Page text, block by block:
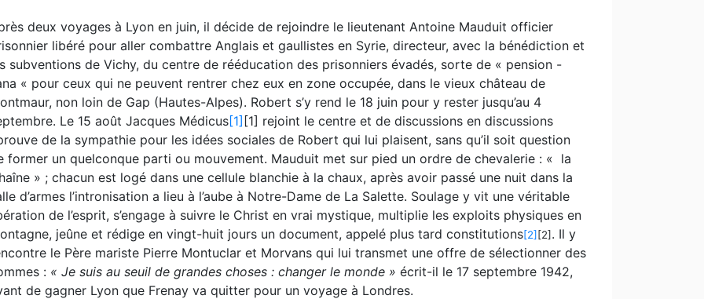
deux voyages à Lyon en juin, il décide de rejoindre le lieutenant Antoine Mauduit officier
libéré pour aller combattre Anglais et gaullistes en Syrie, directeur, avec la bénédiction et
subventions de Vichy, du centre de rééducation des prisonniers évadés, sorte de « pension -
« pour ceux qui ne peuvent rentrer chez eux en zone occupée, dans le vieux château de
non loin de Gap (Hautes-Alpes). Robert s’y rend le 18 juin pour y rester jusqu’au 4
Le 15 août Jacques Médicus[1] [1] rejoint le centre et de discussions en discussions
de la sympathie pour les idées sociales de Robert qui lui plaisent, sans qu’il soit question
former un quelconque parti ou mouvement. Mauduit met sur pied un ordre de chevalerie : « la
» ; chacun est logé dans une cellule blanchie à la chaux, après avoir passé une nuit dans la
d’armes l’intronisation a lieu à l’aube à Notre-Dame de La Salette. Soulage y vit une véritable
de l’esprit, s’engage à suivre le Christ en vrai mystique, multiplie les exploits physiques en
jeûne et rédige en vingt-huit jours un document, appelé plus tard constitutions[2] [2] . Il y
le Père mariste Pierre Montuclar et Morvans qui lui transmet une offre de sélectionner des
: « Je suis au seuil de grandes choses : changer le monde » écrit-il le 17 septembre 1942,
de gagner Lyon que Frenay va quitter pour un voyage à Londres.